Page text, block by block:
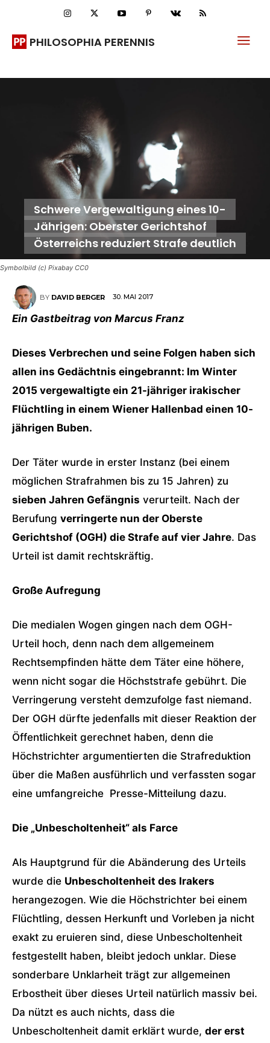
PHILOSOPHIA PERENNIS
Symbolbild (c) Pixabay CC0
Schwere Vergewaltigung eines 10-
Jährigen: Oberster Gerichtshof
Österreichs reduziert Strafe deutlich
BY DAVID BERGER 30. MAI 2017
Ein Gastbeitrag von Marcus Franz
Dieses Verbrechen und seine Folgen haben sich
allen ins Gedächtnis eingebrannt: Im Winter
2015 vergewaltigte ein 21-jähriger irakischer
Flüchtling in einem Wiener Hallenbad einen 10-
jährigen Buben.
Der Täter wurde in erster Instanz (bei einem
möglichen Strafrahmen bis zu 15 Jahren) zu
sieben Jahren Gefängnis verurteilt. Nach der
Berufung verringerte nun der Oberste
Gerichtshof (OGH) die Strafe auf vier Jahre. Das
Urteil ist damit rechtskräftig.
Große Aufregung
Die medialen Wogen gingen nach dem OGH-
Urteil hoch, denn nach dem allgemeinem
Rechtsempfinden hätte dem Täter eine höhere,
wenn nicht sogar die Höchststrafe gebührt. Die
Verringerung versteht demzufolge fast niemand.
Der OGH dürfte jedenfalls mit dieser Reaktion der
Öffentlichkeit gerechnet haben, denn die
Höchstrichter argumentierten die Strafreduktion
über die Maßen ausführlich und verfassten sogar
eine umfangreiche Presse-Mitteilung dazu.
Die „Unbescholtenheit“ als Farce
Als Hauptgrund für die Abänderung des Urteils
wurde die Unbescholtenheit des Irakers
herangezogen. Wie die Höchstrichter bei einem
Flüchtling, dessen Herkunft und Vorleben ja nicht
exakt zu eruieren sind, diese Unbescholtenheit
festgestellt haben, bleibt jedoch unklar. Diese
sonderbare Unklarheit trägt zur allgemeinen
Erbostheit über dieses Urteil natürlich massiv bei.
Da nützt es auch nichts, dass die
Unbescholtenheit damit erklärt wurde, der erst